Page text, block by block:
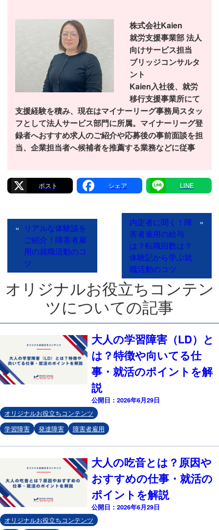
株式会社Kaien
就労支援事業部 法人
向けサービス担当
ブリッジコンサルタ
ント
Kaien入社後、就労
移行支援事業所にて
支援経験を積み、現在はマイナーリーグ事務局スタッ
フとして法人サービス部門に所属。マイナーリーグ登
録者へおすすめ求人のご紹介や応募後の事前面談を担
当、企業担当者へ候補者を推薦する業務などに従事
X FacebookLine
«
リアルな体験談を
ご紹介！障害者雇
用の就職活動のコ
ツ
内定者に聞く！障
害者雇用の給与
は？転職回数は？
体験記から学ぶ就
職活動のコツ
»
オリジナルお役立ちコンテン
ツについての記事
大人の学習障害（LD）と
は？特徴や向いてる仕
事・就活のポイントを解
説
公開日：2026年6月29日
オリジナルお役立ちコンテンツ
学習障害
発達障害 障害者雇用
大人の吃音とは？原因や
おすすめの仕事・就活の
ポイントを解説
公開日：2026年6月29日
オリジナルお役立ちコンテンツ